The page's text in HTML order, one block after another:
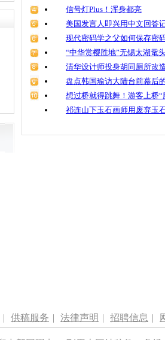
信号灯Plus！浑身都亮
美国发言人即兴用中文回答
现代密码学之父如何保存密
“中华赏樱胜地”无锡太湖鼋
清华设计师投身胡同厕所改
盘点韩国瑜访大陆台前幕后
想过桥就得跳舞！游客上桥“
祁连山下玉石画师用废弃玉
| 供稿服务 | 法律声明 | 招聘信息 |